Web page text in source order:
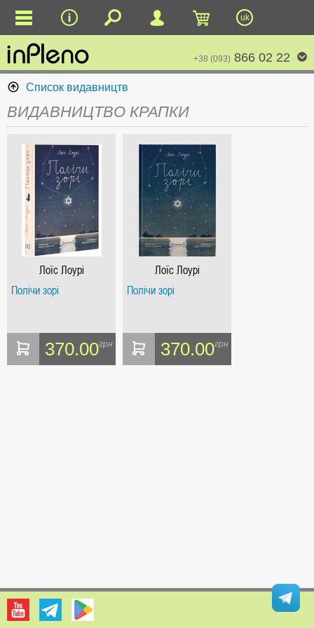
uk
+38 (093) 866 02 22
Список видавництв
ВИДАВНИЦТВО КРАПКИ
Лоїс Лоурі
Полічи зорі
370.00грн
Лоїс Лоурі
Полічи зорі
370.00грн